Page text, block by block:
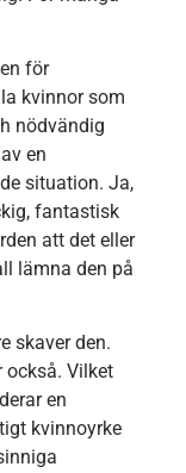
för
kvinnor som
nödvändig
en
situation. Ja,
fantastisk
att det eller
lämna den på
skaver den.
också. Vilket
en
kvinnoyrke